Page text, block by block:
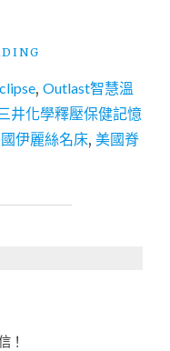
生
活
台
床
, Outlast智慧溫
井化學釋壓保健記憶
伊麗絲名床, 美國脊
！